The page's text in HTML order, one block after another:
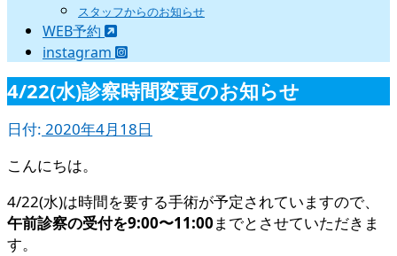
スタッフからのお知らせ
WEB予約
instagram
4/22(水)診察時間変更のお知らせ
日付: 2020年4月18日
こんにちは。
4/22(水)は時間を要する手術が予定されていますので、
午前診察の受付を9:00〜11:00までとさせていただきま
す。